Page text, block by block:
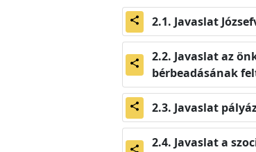
share Javaslat
share
Javaslat az
bérbeadásának
share Javaslat
share
Javaslat a